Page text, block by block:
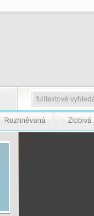
Rozhněvaná Zlobivá